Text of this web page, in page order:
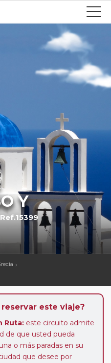
Y
Ref.15399
reservar este viaje?
Ruta: este circuito admite
de que usted pueda
o más paradas en su
que desee por